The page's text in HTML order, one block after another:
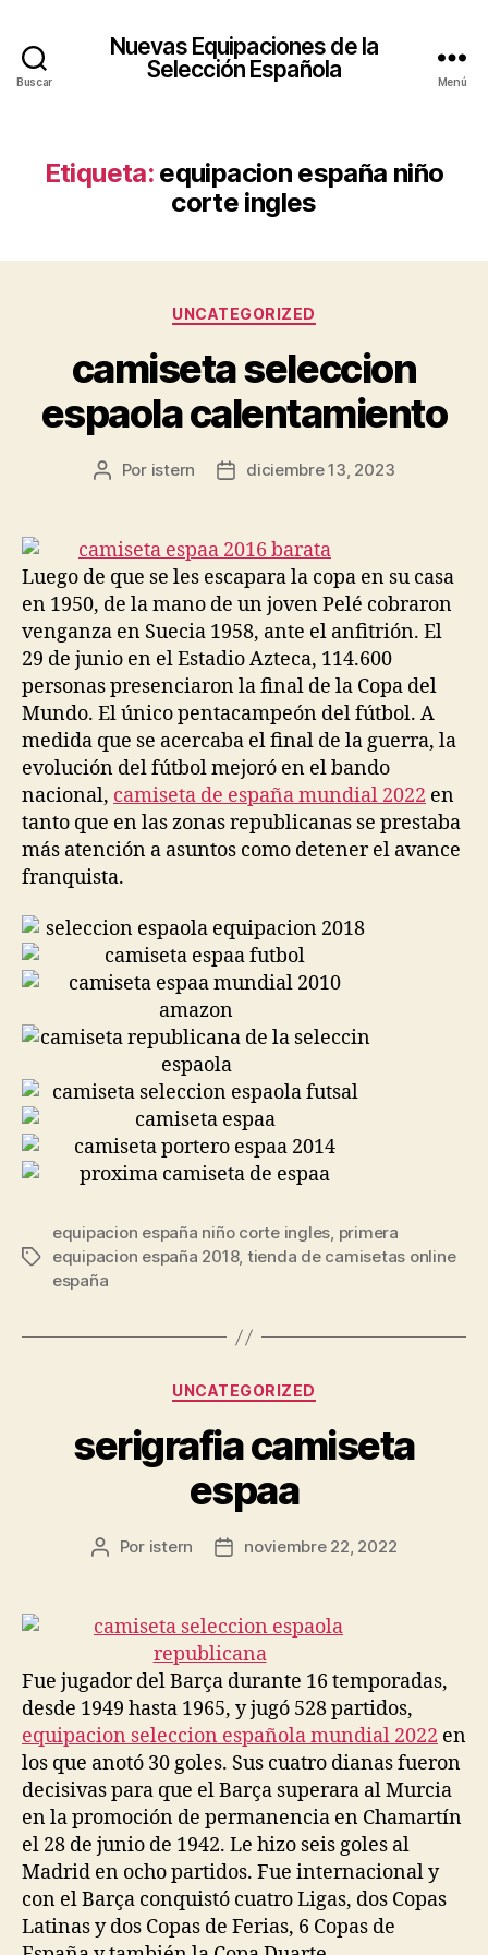
Buscar
Nuevas Equipaciones de la
Selección Española
Menú
Etiqueta: equipacion españa niño
corte ingles
Categorías
UNCATEGORIZED
camiseta seleccion
espaola calentamiento
Autor
entrada
Por istern
Fecha
entrada
diciembre 13, 2023
Luego de que se les escapara la copa en su casa
en 1950, de la mano de un joven Pelé cobraron
venganza en Suecia 1958, ante el anfitrión. El
29 de junio en el Estadio Azteca, 114.600
personas presenciaron la final de la Copa del
Mundo. El único pentacampeón del fútbol. A
medida que se acercaba el final de la guerra, la
evolución del fútbol mejoró en el bando
nacional, camiseta de españa mundial 2022 en
tanto que en las zonas republicanas se prestaba
más atención a asuntos como detener el avance
franquista.
Etiquetas
equipacion españa niño corte ingles, primera
equipacion españa 2018, tienda de camisetas online
españa
Categorías
UNCATEGORIZED
serigrafia camiseta
espaa
Autor
entrada
Por istern
Fecha
entrada
noviembre 22, 2022
Fue jugador del Barça durante 16 temporadas,
desde 1949 hasta 1965, y jugó 528 partidos,
equipacion seleccion española mundial 2022 en
los que anotó 30 goles. Sus cuatro dianas fueron
decisivas para que el Barça superara al Murcia
en la promoción de permanencia en Chamartín
el 28 de junio de 1942. Le hizo seis goles al
Madrid en ocho partidos. Fue internacional y
con el Barça conquistó cuatro Ligas, dos Copas
Latinas y dos Copas de Ferias, 6 Copas de